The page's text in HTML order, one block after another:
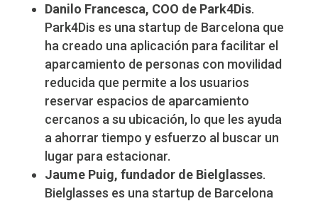
Danilo Francesca, COO de Park4Dis.
Park4Dis es una startup de Barcelona que
ha creado una aplicación para facilitar el
aparcamiento de personas con movilidad
reducida que permite a los usuarios
reservar espacios de aparcamiento
cercanos a su ubicación, lo que les ayuda
a ahorrar tiempo y esfuerzo al buscar un
lugar para estacionar.
Jaume Puig, fundador de Bielglasses.
Bielglasses es una startup de Barcelona